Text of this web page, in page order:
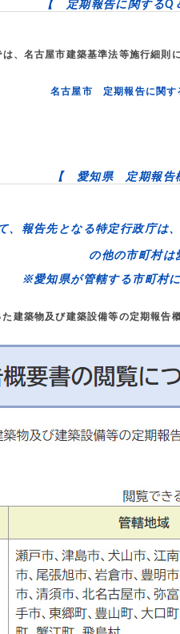
【 定期報告に関する
は、名古屋市建築基準法等施行細則
名古屋市 定期報告に関す
【 愛知県 定期報告
、報告先となる特定行政庁は
の他の市町村は
※愛知県が管轄する市町村
た建築物及び建築設備等の定期報告